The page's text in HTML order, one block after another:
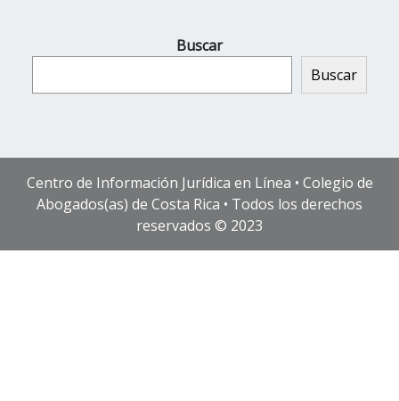
Buscar
Buscar
Centro de Información Jurídica en Línea • Colegio de
Abogados(as) de Costa Rica • Todos los derechos
reservados © 2023